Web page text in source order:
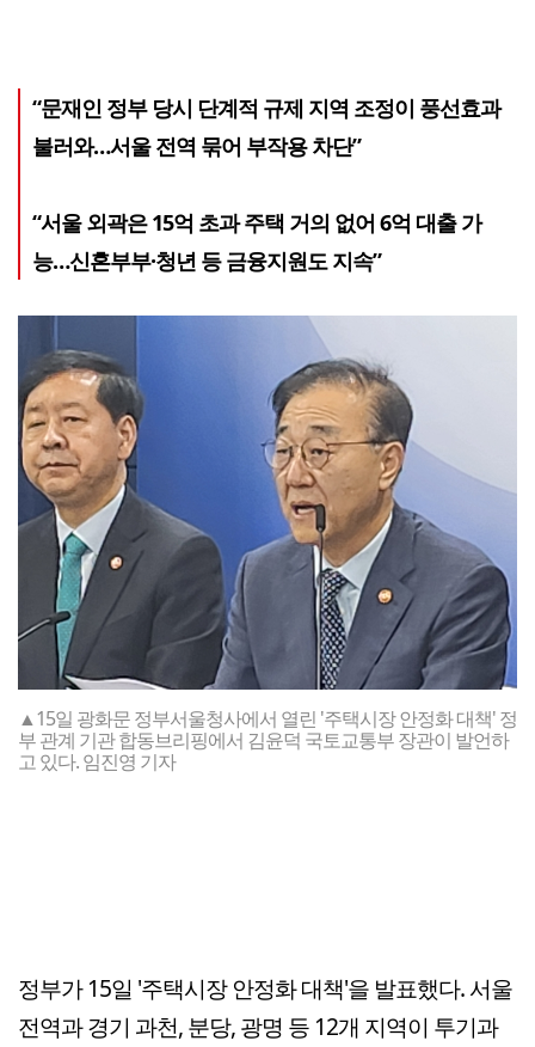
“문재인 정부 당시 단계적 규제 지역 조정이 풍선효과
불러와…서울 전역 묶어 부작용 차단”
“서울 외곽은 15억 초과 주택 거의 없어 6억 대출 가
능…신혼부부·청년 등 금융지원도 지속”
▲15일 광화문 정부서울청사에서 열린 '주택시장 안정화 대책' 정
부 관계 기관 합동브리핑에서 김윤덕 국토교통부 장관이 발언하
고 있다. 임진영 기자
정부가 15일 '주택시장 안정화 대책'을 발표했다. 서울
전역과 경기 과천, 분당, 광명 등 12개 지역이 투기과